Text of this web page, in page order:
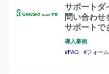
サポートダ
問い合わせ
サポートで
導入事例
FAQ フォーム